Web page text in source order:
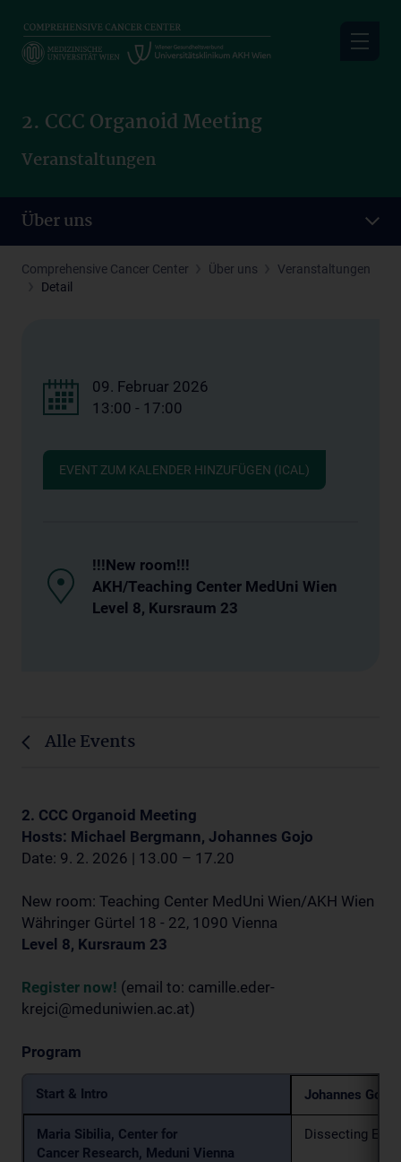
main
2. CCC Organoid Meeting
Veranstaltungen
Über uns
Comprehensive Cancer Center Über uns
Veranstaltungen
Detail
09. Februar 2026
13:00 - 17:00
EVENT ZUM KALENDER HINZUFÜGEN (ICAL)
!!!New room!!!
AKH/Teaching Center MedUni Wien
Level 8, Kursraum 23
Alle Events
2. CCC Organoid Meeting
Hosts: Michael Bergmann, Johannes Gojo
Date: 9. 2. 2026 | 13.00 – 17.20
New room: Teaching Center MedUni Wien/AKH Wien
Währinger Gürtel 18 - 22, 1090 Vienna
Level 8, Kursraum 23
Register now! (email to: camille.eder-
krejci@meduniwien.ac.at)
Program
Start & Intro Johannes Gojo
Maria Sibilia, Center for
Cancer Research, Meduni Vienna
Dissecting